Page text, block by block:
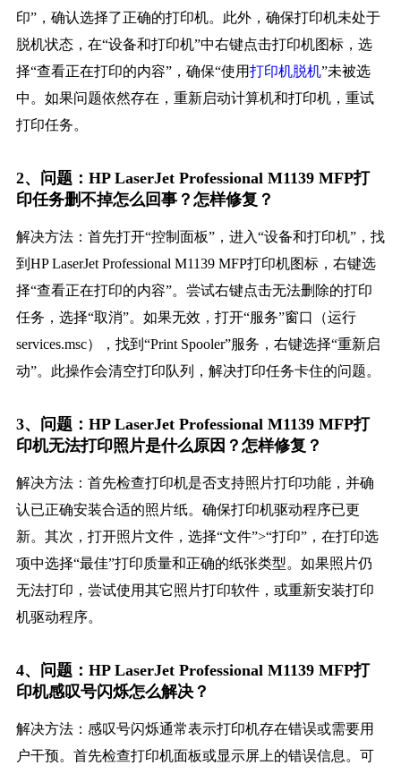
印”，确认选择了正确的打印机。此外，确保打印机未处于
脱机状态，在“设备和打印机”中右键点击打印机图标，选
择“查看正在打印的内容”，确保“使用打印机脱机”未被选
中。如果问题依然存在，重新启动计算机和打印机，重试
打印任务。
2、问题：HP LaserJet Professional M1139 MFP打
印任务删不掉怎么回事？怎样修复？
解决方法：首先打开“控制面板”，进入“设备和打印机”，找
到HP LaserJet Professional M1139 MFP打印机图标，右键选
择“查看正在打印的内容”。尝试右键点击无法删除的打印
任务，选择“取消”。如果无效，打开“服务”窗口（运行
services.msc），找到“Print Spooler”服务，右键选择“重新启
动”。此操作会清空打印队列，解决打印任务卡住的问题。
3、问题：HP LaserJet Professional M1139 MFP打
印机无法打印照片是什么原因？怎样修复？
解决方法：首先检查打印机是否支持照片打印功能，并确
认已正确安装合适的照片纸。确保打印机驱动程序已更
新。其次，打开照片文件，选择“文件”>“打印”，在打印选
项中选择“最佳”打印质量和正确的纸张类型。如果照片仍
无法打印，尝试使用其它照片打印软件，或重新安装打印
机驱动程序。
4、问题：HP LaserJet Professional M1139 MFP打
印机感叹号闪烁怎么解决？
解决方法：感叹号闪烁通常表示打印机存在错误或需要用
户干预。首先检查打印机面板或显示屏上的错误信息。可